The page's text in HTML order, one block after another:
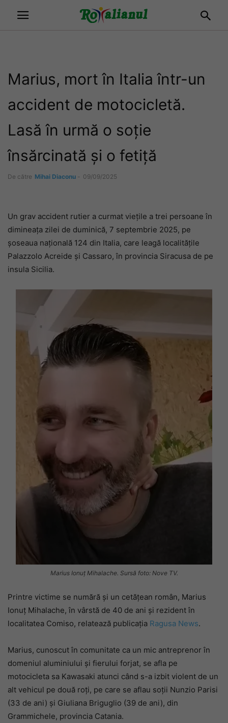
Marius, mort în Italia într-un
accident de motocicletă.
Lasă în urmă o soție
însărcinată și o fetiță
De către Mihai Diaconu - 09/09/2025
Un grav accident rutier a curmat viețile a trei persoane în
dimineața zilei de duminică, 7 septembrie 2025, pe
șoseaua națională 124 din Italia, care leagă localitățile
Palazzolo Acreide și Cassaro, în provincia Siracusa de pe
insula Sicilia.
Marius Ionuț Mihalache. Sursă foto: Nove TV.
Printre victime se numără și un cetățean român, Marius
Ionuț Mihalache, în vârstă de 40 de ani și rezident în
localitatea Comiso, relatează publicația Ragusa News.
Marius, cunoscut în comunitate ca un mic antreprenor în
domeniul aluminiului și fierului forjat, se afla pe
motocicleta sa Kawasaki atunci când s-a izbit violent de un
alt vehicul pe două roți, pe care se aflau soții Nunzio Parisi
(33 de ani) și Giuliana Briguglio (39 de ani), din
Grammichele, provincia Catania.